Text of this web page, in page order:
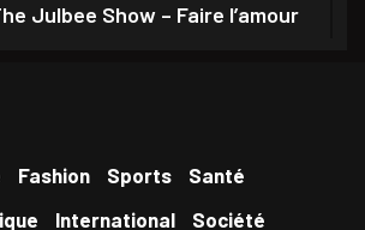
Julbee Show – Faire l’amour
son
Fashion Sports
Santé
International Société